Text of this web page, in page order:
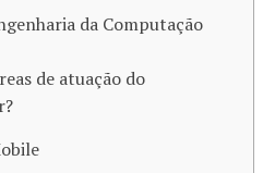
da Computação
de atuação do